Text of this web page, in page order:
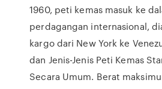
1960, peti kemas masuk ke
perdagangan internasional,
kargo dari New York ke
dan Jenis-Jenis Peti Kemas
Secara Umum. Berat